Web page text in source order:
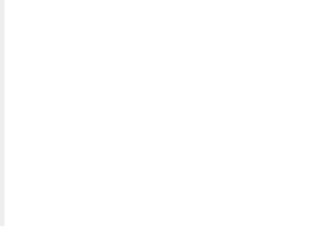
発表!
』を発表！
PCX e:HEV」を発表!
サイトで公開されました！
ジし発表！